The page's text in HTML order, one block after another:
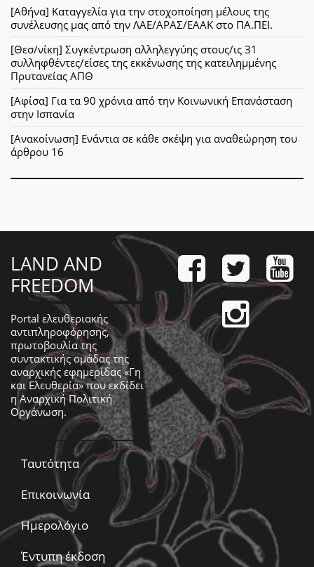
[Αθήνα] Καταγγελία για την στοχοποίηση μέλους της
συνέλευσης μας από την ΛΑΕ/ΑΡΑΣ/ΕΑΑΚ στο ΠΑ.ΠΕΙ.
[Θεσ/νίκη] Συγκέντρωση αλληλεγγύης στους/ις 31
συλληφθέντες/είσες της εκκένωσης της κατειλημμένης
Πρυτανείας ΑΠΘ
[Αφίσα] Για τα 90 χρόνια από την Κοινωνική Επανάσταση
στην Ισπανία
[Ανακοίνωση] Ενάντια σε κάθε σκέψη για αναθεώρηση του
άρθρου 16
LAND AND
FREEDOM
Portal ελευθεριακής
αντιπληροφόρησης,
πρωτοβουλία της
συντακτικής ομάδας της
αναρχικής εφημερίδας «Γη
και Ελευθερία» που εκδίδει
ηΑναρχική Πολιτική
Οργάνωση.
Ταυτότητα
Επικοινωνία
Ημερολόγιο
Έντυπη έκδοση